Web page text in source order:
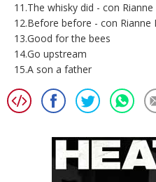
11.The whisky did - con
12.Before before - con Rianne
13.Good for the bees
14.Go upstream
15.A son a father